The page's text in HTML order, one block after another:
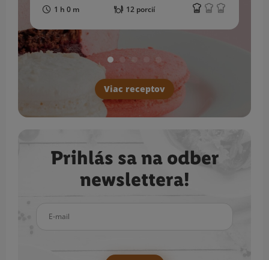
1 h 0 m 12 porcií
Viac receptov
Prihlás sa na odber
newslettera!